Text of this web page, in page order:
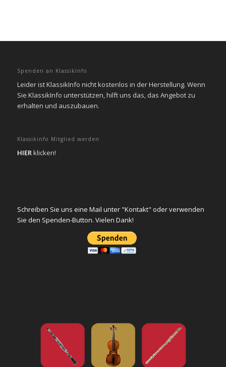
Spenden an KlassikInfo
Leider ist KlassikInfo nicht kostenlos in der Herstellung. Wenn
Sie KlassikInfo unterstützen, hilft uns das, das Angebot zu
erhalten und auszubauen.
Klassikinfo Mitglied werden
HIERklicken!
Schreiben Sie uns eine Mail unter "Kontakt" oder verwenden
Sie den Spenden-Button. Vielen Dank!